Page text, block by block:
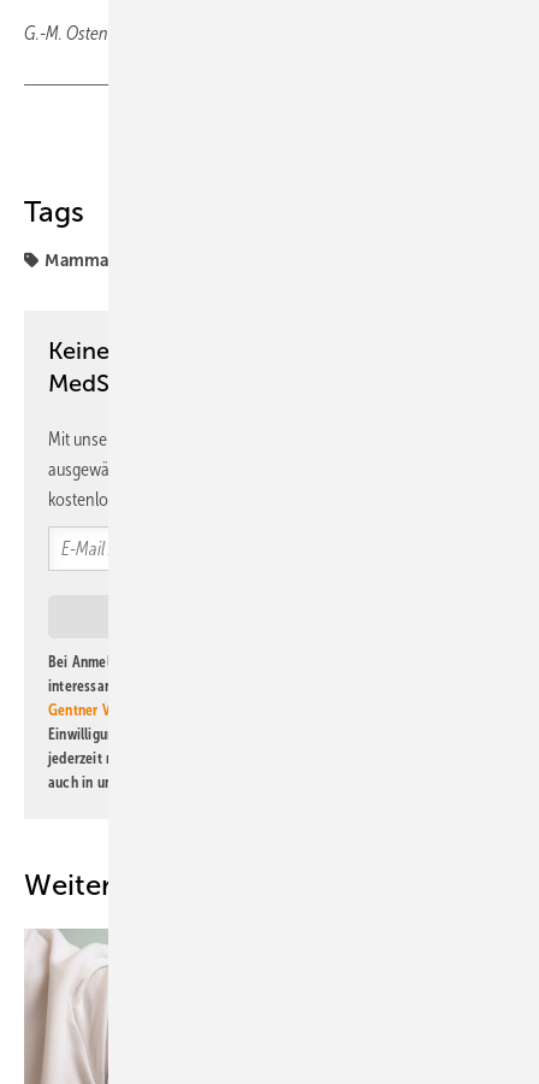
G.-M. Ostendorf, Wiesbaden
Tags
Mammakarzinom
Keine Zeit? Kein Problem mit dem
MedSach Newsletter!
Mit unserem Newsletter erhalten Sie regelmäßig von uns
ausgewählte Informationen und Neuigkeiten, gebündelt und
kostenlos direkt ins Postfach.
Bei Anmeldung zu diesem Newsletter bin ich damit einverstanden, über
interessante Verlags- und Online-Angebote
Gentner Verlag GmbH & Co. KG
Einwilligung kann ich jederzeit widerrufen und eine Abmeldung ist
jederzeit möglich. Informationen zum Umgang mit Daten finden Sie
auch in unserer
Weitere Inhalte